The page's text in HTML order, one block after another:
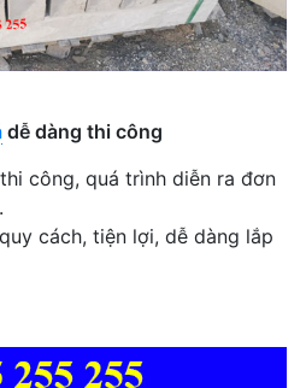
dễ dàng thi công
công, quá trình diễn ra đơn
cách, tiện lợi, dễ dàng lắp